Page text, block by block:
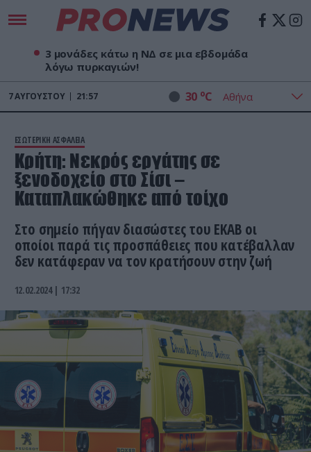
3 μονάδες κάτω η ΝΔ σε μια εβδομάδα
λόγω πυρκαγιών!
7ΑΥΓΟΎΣΤΟΥ 21:57 30 oC
ΕΣΩΤΕΡΙΚΗ ΑΣΦΑΛΕΙΑ
Κρήτη: Νεκρός εργάτης σε
ξενοδοχείο στο Σίσι –
Καταπλακώθηκε από τοίχο
Στο σημείο πήγαν διασώστες του ΕΚΑΒ οι
οποίοι παρά τις προσπάθειες που κατέβαλλαν
δεν κατάφεραν να τον κρατήσουν στην ζωή
12.02.2024 | 17:32